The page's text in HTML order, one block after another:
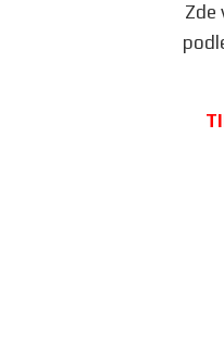
Zde